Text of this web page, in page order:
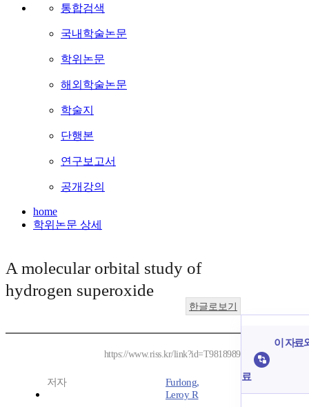
통합검색
국내학술논문
학위논문
해외학술논문
학술지
단행본
연구보고서
공개강의
home
학위논문 상세
A molecular orbital study of
hydrogen superoxide
한글로보기
https://www.riss.kr/link?id=T9818989
저자
Furlong,
Leroy R
이 자료
료